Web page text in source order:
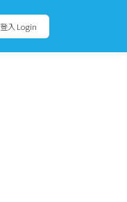
登入 Login